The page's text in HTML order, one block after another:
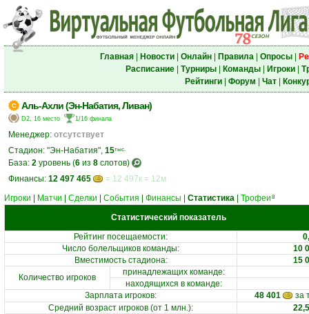
Главная| Новости| Онлайн| Правила| Опросы|
Расписание| Турниры| Команды| Игроки|
Рейтинги| Форум Чат|
Аль-Ахли (Эн-Набатия, Ливан)
D2, 16 место 1/16 финала
Менеджер: отсутствует
Стадион: "Эн-Набатия", 15тыс.
База: 2 уровень (6 из 8 слотов)
Финансы: 12 497 465
= 12 497к = 12м
Игроки
Матчи Сделки События Финансы Статистика Трофеи 8
Статистический показатель
Рейтинг посещаемости:
Число болельщиков команды:
10
Вместимость стадиона:
15
Количество игроков
принадлежащих команде:
находящихся в команде:
Зарплата игроков: 48 401
за
Средний возраст игроков (от 1 млн.):